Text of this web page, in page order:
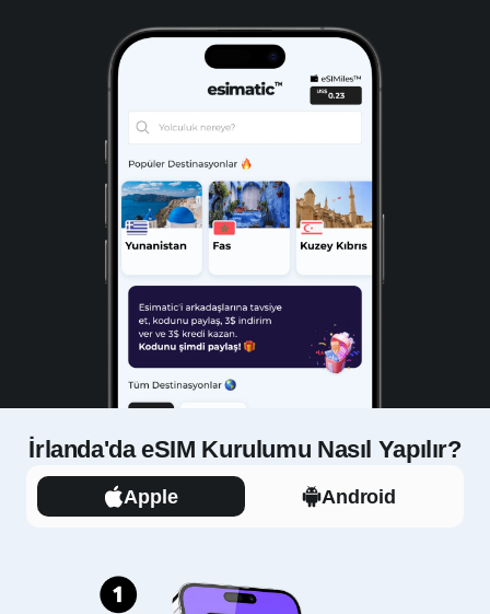
İrlanda'da eSIM Kurulumu Nasıl Yapılır?
Apple Android